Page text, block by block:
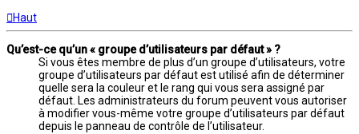
Haut
Qu’est-ce qu’un « groupe d’utilisateurs par défaut » ?
Si vous êtes membre de plus d’un groupe d’utilisateurs, votre
groupe d’utilisateurs par défaut est utilisé afin de déterminer
quelle sera la couleur et le rang qui vous sera assigné par
défaut. Les administrateurs du forum peuvent vous autoriser
à modifier vous-même votre groupe d’utilisateurs par défaut
depuis le panneau de contrôle de l’utilisateur.